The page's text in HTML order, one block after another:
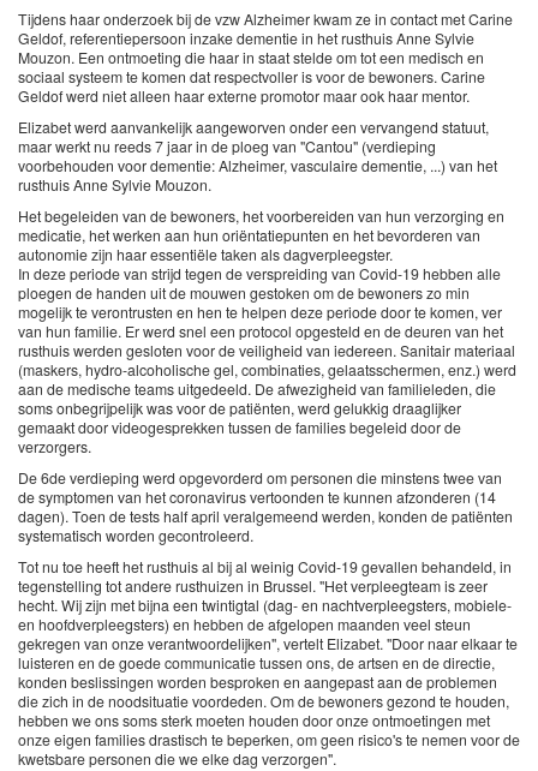
Tijdens haar onderzoek bij de vzw Alzheimer kwam ze in contact met Carine
Geldof, referentiepersoon inzake dementie in het rusthuis Anne Sylvie
Mouzon. Een ontmoeting die haar in staat stelde om tot een medisch en
sociaal systeem te komen dat respectvoller is voor de bewoners. Carine
Geldof werd niet alleen haar externe promotor maar ook haar mentor.
Elizabet werd aanvankelijk aangeworven onder een vervangend statuut,
maar werkt nu reeds 7 jaar in de ploeg van "Cantou" (verdieping
voorbehouden voor dementie: Alzheimer, vasculaire dementie, ...) van het
rusthuis Anne Sylvie Mouzon.
Het begeleiden van de bewoners, het voorbereiden van hun verzorging en
medicatie, het werken aan hun oriëntatiepunten en het bevorderen van
autonomie zijn haar essentiële taken als dagverpleegster.
In deze periode van strijd tegen de verspreiding van Covid-19 hebben alle
ploegen de handen uit de mouwen gestoken om de bewoners zo min
mogelijk te verontrusten en hen te helpen deze periode door te komen, ver
van hun familie. Er werd snel een protocol opgesteld en de deuren van het
rusthuis werden gesloten voor de veiligheid van iedereen. Sanitair materiaal
(maskers, hydro-alcoholische gel, combinaties, gelaatsschermen, enz.) werd
aan de medische teams uitgedeeld. De afwezigheid van familieleden, die
soms onbegrijpelijk was voor de patiënten, werd gelukkig draaglijker
gemaakt door videogesprekken tussen de families begeleid door de
verzorgers.
De 6de verdieping werd opgevorderd om personen die minstens twee van
de symptomen van het coronavirus vertoonden te kunnen afzonderen (14
dagen). Toen de tests half april veralgemeend werden, konden de patiënten
systematisch worden gecontroleerd.
Tot nu toe heeft het rusthuis al bij al weinig Covid-19 gevallen behandeld, in
tegenstelling tot andere rusthuizen in Brussel. "Het verpleegteam is zeer
hecht. Wij zijn met bijna een twintigtal (dag- en nachtverpleegsters, mobiele-
en hoofdverpleegsters) en hebben de afgelopen maanden veel steun
gekregen van onze verantwoordelijken", vertelt Elizabet. "Door naar elkaar te
luisteren en de goede communicatie tussen ons, de artsen en de directie,
konden beslissingen worden besproken en aangepast aan de problemen
die zich in de noodsituatie voordeden. Om de bewoners gezond te houden,
hebben we ons soms sterk moeten houden door onze ontmoetingen met
onze eigen families drastisch te beperken, om geen risico's te nemen voor de
kwetsbare personen die we elke dag verzorgen".